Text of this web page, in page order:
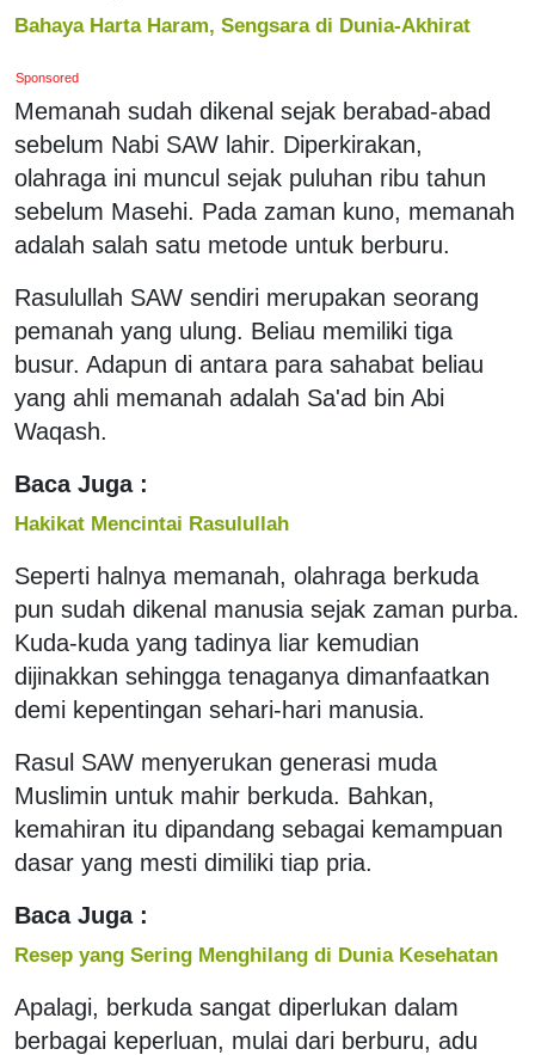
Bahaya Harta Haram, Sengsara di Dunia-Akhirat
Sponsored
Memanah sudah dikenal sejak berabad-abad
sebelum Nabi SAW lahir. Diperkirakan,
olahraga ini muncul sejak puluhan ribu tahun
sebelum Masehi. Pada zaman kuno, memanah
adalah salah satu metode untuk berburu.
Rasulullah SAW sendiri merupakan seorang
pemanah yang ulung. Beliau memiliki tiga
busur. Adapun di antara para sahabat beliau
yang ahli memanah adalah Sa'ad bin Abi
Waqash.
Baca Juga :
Hakikat Mencintai Rasulullah
Seperti halnya memanah, olahraga berkuda
pun sudah dikenal manusia sejak zaman purba.
Kuda-kuda yang tadinya liar kemudian
dijinakkan sehingga tenaganya dimanfaatkan
demi kepentingan sehari-hari manusia.
Rasul SAW menyerukan generasi muda
Muslimin untuk mahir berkuda. Bahkan,
kemahiran itu dipandang sebagai kemampuan
dasar yang mesti dimiliki tiap pria.
Baca Juga :
Resep yang Sering Menghilang di Dunia Kesehatan
Apalagi, berkuda sangat diperlukan dalam
berbagai keperluan, mulai dari berburu, adu